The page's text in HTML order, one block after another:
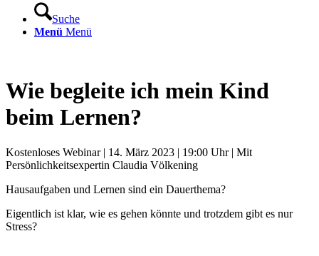
Suche
Menü Menü
Wie begleite ich mein Kind
beim Lernen?
Kostenloses Webinar | 14. März 2023 | 19:00 Uhr | Mit
Persönlichkeitsexpertin Claudia Völkening
Hausaufgaben und Lernen sind ein Dauerthema?
Eigentlich ist klar, wie es gehen könnte und trotzdem gibt es nur
Stress?